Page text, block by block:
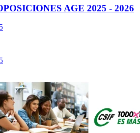
AGE 2025 - 2026